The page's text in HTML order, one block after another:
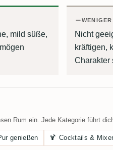
mild süße,
Nicht
kräftigen,
Charakter
Rum ein. Jede Kategorie führt
genießen 🍹 Cocktails &